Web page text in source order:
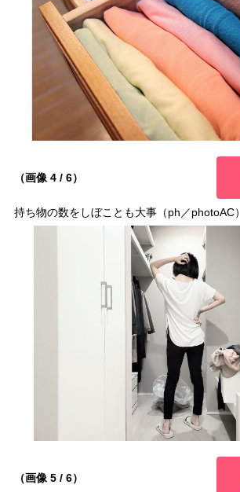
（画像 4 / 6）
持ち物の数をしぼことも大事（ph／photoAC）
（画像 5 / 6）